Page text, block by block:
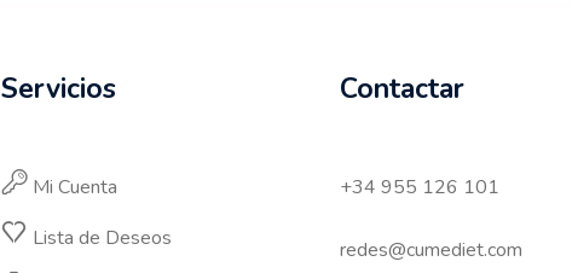
Servicios
Mi Cuenta
Lista de Deseos
Contactar
+34 955 126 101
redes@cumediet.com